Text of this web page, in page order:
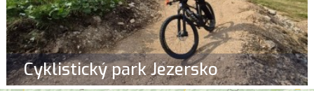
Cyklistický park Jezersko